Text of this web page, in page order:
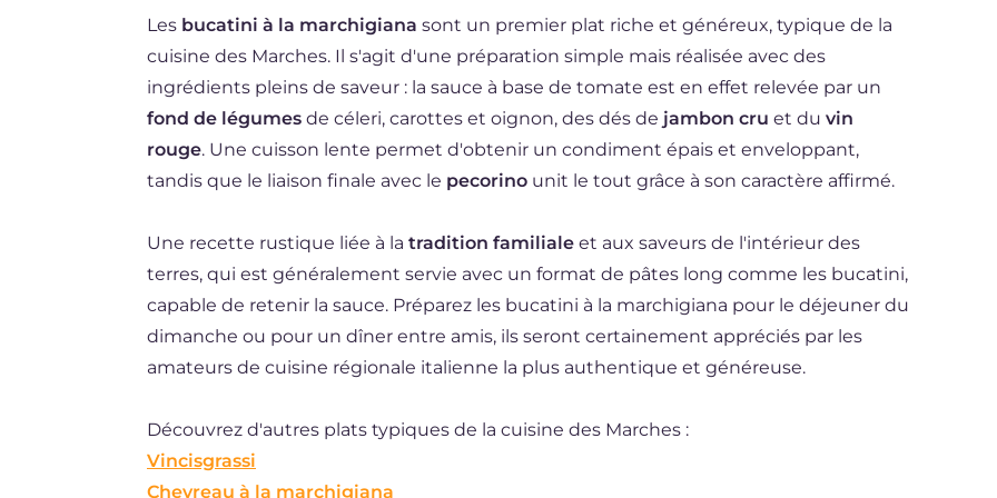
DE
NL
BR
Les bucatini à la marchigiana sont un premier plat riche et généreux, typique de la
cuisine des Marches. Il s'agit d'une préparation simple mais réalisée avec des
ingrédients pleins de saveur : la sauce à base de tomate est en effet relevée par un
fond de légumes de céleri, carottes et oignon, des dés de jambon cru et du vin
rouge. Une cuisson lente permet d'obtenir un condiment épais et enveloppant,
tandis que le liaison finale avec le pecorino unit le tout grâce à son caractère affirmé.
Une recette rustique liée à la tradition familiale et aux saveurs de l'intérieur des
terres, qui est généralement servie avec un format de pâtes long comme les bucatini,
capable de retenir la sauce. Préparez les bucatini à la marchigiana pour le déjeuner du
dimanche ou pour un dîner entre amis, ils seront certainement appréciés par les
amateurs de cuisine régionale italienne la plus authentique et généreuse.
Découvrez d'autres plats typiques de la cuisine des Marches :
Vincisgrassi
Chevreau à la marchigiana